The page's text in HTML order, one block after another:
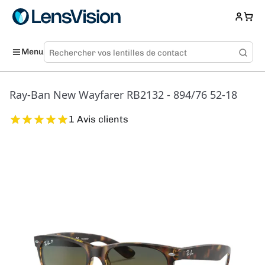
Menu
Ray-Ban New Wayfarer RB2132 - 894/76 52-18
1 Avis clients